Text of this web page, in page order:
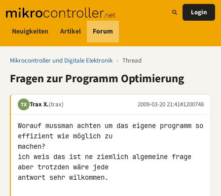
Neuigkeiten Artikel Forum
Login
Mikrocontroller und Digitale Elektronik › Thread
Fragen zur Programm Optimierung
TX Trax X.(trax) 2009-03-20 21:41#1200748
Worauf mussman achten um das eigene programm so
effizient wie möglich zu
machen?
ich weis das ist ne ziemlich algemeine frage
aber trotzden wäre jede
antwort sehr wilkommen.